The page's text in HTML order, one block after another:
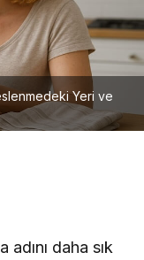
Yeri ve
daha sık